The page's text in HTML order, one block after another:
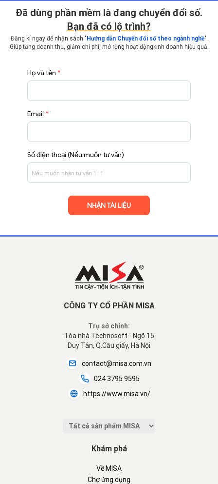
Ðã dùng phần mềm là đang chuyển đổi số.
Bạn đã có lộ trình?
Đăng kí ngay để nhận sách " Hướng dẫn Chuyển đổi số theo ngành nghề".
Giúp tăng doanh thu, giảm chi phí, mở rộng hoạt động kinh doanh hiệu quả.
Họ và tên *
Email *
Số điện thoại (Nếu muốn tư vấn)
CÔNG TY CỔ PHẦN MISA
Trụ sở chính:
Tòa nhà Technosoft - Ngõ 15
Duy Tân, Q.Cầu giấy, Hà Nội
contact@misa.com.vn
024 3795 9595
https://www.misa.vn/
Khám phá
Về MISA
Chợ ứng dụng